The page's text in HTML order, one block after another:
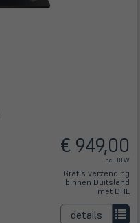
€ 949,00
incl. BTW
Gratis verzending
binnen Duitsland
met DHL
details